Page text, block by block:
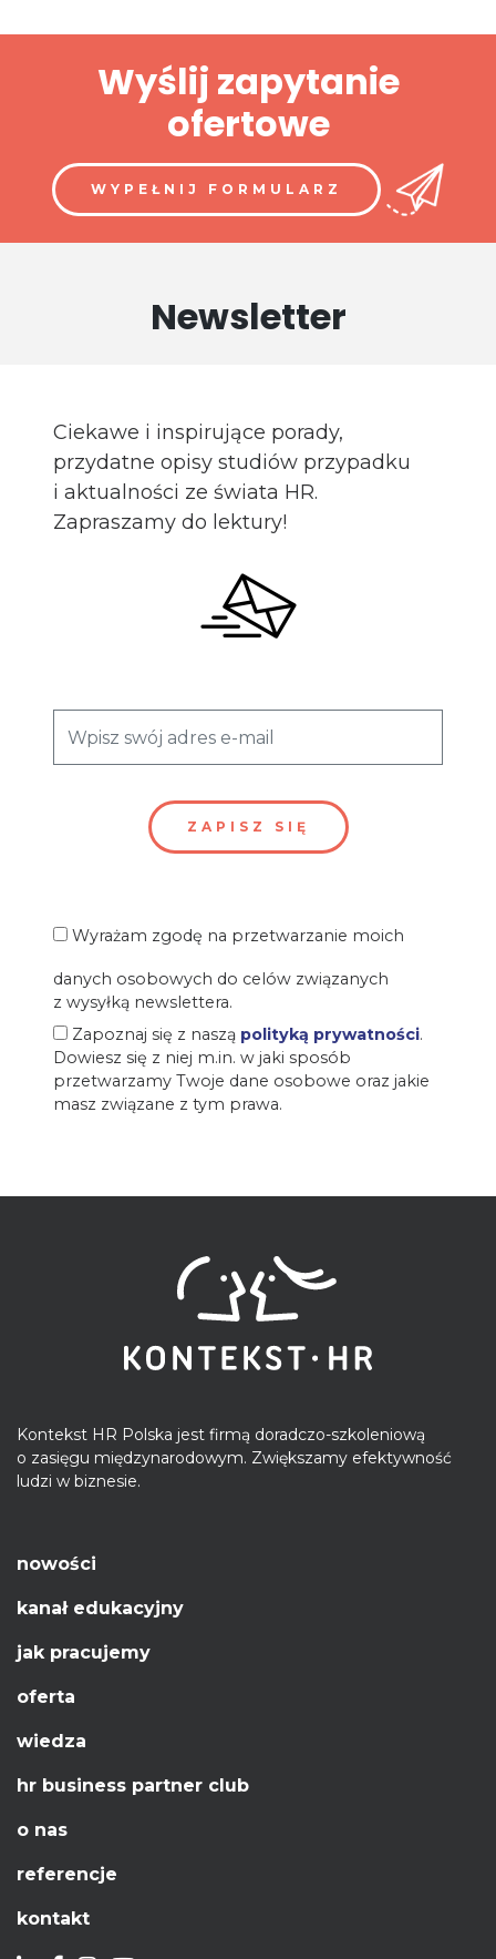
Wyślij zapytanie
ofertowe
WYPEŁNIJ FORMULARZ
Newsletter
Ciekawe i inspirujące porady,
przydatne opisy studiów przypadku
i aktualności ze świata HR.
Zapraszamy do lektury!
Wyrażam zgodę na przetwarzanie moich
danych osobowych do celów związanych
z wysyłką newslettera.
Zapoznaj się z naszą polityką prywatności.
Dowiesz się z niej m.in. w jaki sposób
przetwarzamy Twoje dane osobowe oraz jakie
masz związane z tym prawa.
Kontekst HR Polska jest firmą doradczo-szkoleniową
o zasięgu międzynarodowym. Zwiększamy efektywność
ludzi w biznesie.
nowości
kanał edukacyjny
jak pracujemy
oferta
wiedza
hr business partner club
o nas
referencje
kontakt